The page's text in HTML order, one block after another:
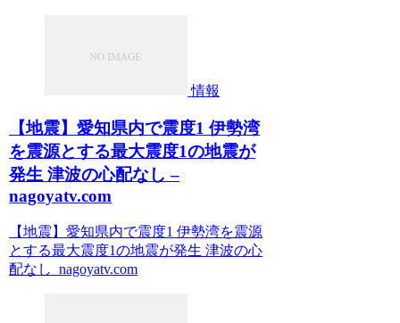
情報
【地震】愛知県内で震度1 伊勢湾
を震源とする最大震度1の地震が
発生 津波の心配なし –
nagoyatv.com
【地震】愛知県内で震度1 伊勢湾を震源
とする最大震度1の地震が発生 津波の心
配なし nagoyatv.com